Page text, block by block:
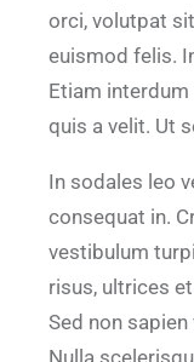
orci, volutpat
euismod felis.
Etiam
quis a velit. Ut
In sodales leo
consequat in.
vestibulum
risus, ultrices
Sed non